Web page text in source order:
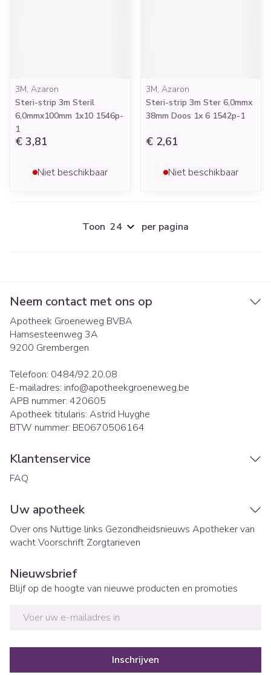
3M, Azaron
Steri-strip 3m Steril
6,0mmx100mm 1x10 1546p-
1
€ 3,81
Niet beschikbaar
3M, Azaron
Steri-strip 3m Ster 6,0mmx
38mm Doos 1x 6 1542p-1
€ 2,61
Niet beschikbaar
Toon per pagina
Neem contact met ons op
Apotheek Groeneweg BVBA
Hamsesteenweg 3A
9200 Grembergen
Telefoon: 0484/92.20.08
E-mailadres: info@apotheekgroeneweg.be
APB nummer: 420605
Apotheek titularis: Astrid Huyghe
BTW nummer: BE0670506164
Klantenservice
FAQ
Uw apotheek
Over ons Nuttige links Gezondheidsnieuws Apotheker van
wachtVoorschrift Zorgtarieven
Nieuwsbrief
Blijf op de hoogte van nieuwe producten en promoties
Inschrijven